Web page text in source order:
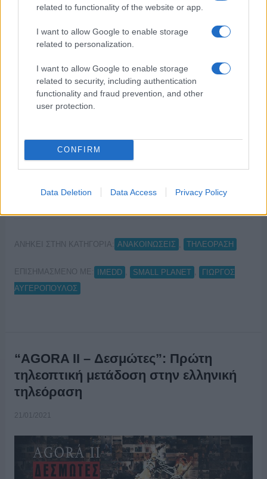
related to functionality of the website or app.
I want to allow Google to enable storage
related to personalization.
I want to allow Google to enable storage
related to security, including authentication
functionality and fraud prevention, and other
user protection.
CONFIRM
Data Deletion Data Access Privacy Policy
πολυσυζητημένου AGORÁ ΙΙ – Δεσμώτες, ο Γιώργος
Αυγερόπουλος επιστρέφει με την νέα του ταινία-ντοκιμαντέρ με
τίτλο "ΠΑΡΟΝΤΕΣ". Η ταινία εξετάζει την εξέλιξη και τη
να επουλώσει τις …Διαβάστε Περισσότερα...
ΑΝΗΚΕΙ ΣΤΗΝ ΚΑΤΗΓΟΡΙΑ: ΑΝΑΚΟΙΝΩΣΕΙΣ ΤΗΛΕΟΡΑΣΗ
ΕΠΙΣΗΜΑΣΜΕΝΟ ΜΕ: IMEDD SMALL PLANET
ΓΙΩΡΓΟΣ
ΑΥΓΕΡΟΠΟΥΛΟΣ
“AGORA II – Δεσμώτες”: Πρώτη
τηλεοπτική μετάδοση στην ελληνική
τηλεόραση
21/01/2021